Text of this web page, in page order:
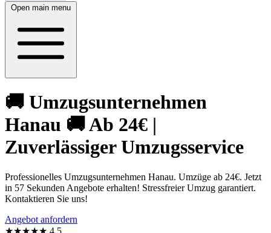
Open main menu
🚚 Umzugsunternehmen
Hanau 🚚 Ab 24€ |
Zuverlässiger Umzugsservice
Professionelles Umzugsunternehmen Hanau. Umzüge ab 24€. Jetzt
in 57 Sekunden Angebote erhalten! Stressfreier Umzug garantiert.
Kontaktieren Sie uns!
Angebot anfordern
★★★★★ 4,5